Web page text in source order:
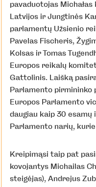
pavaduotojas
Latvijos ir Jungtinės
parlamentų Užsienio
Pavelas Fischeris,
Kolsas ir Tomas
Europos reikalų
Gattolinis. Laišką
Parlamento pirmininko
Europos Parlamento
daugiau kaip 30
Parlamento narių,
Kreipimąsi taip pat
kovojantys Michailas
steigėjas), Andrejus